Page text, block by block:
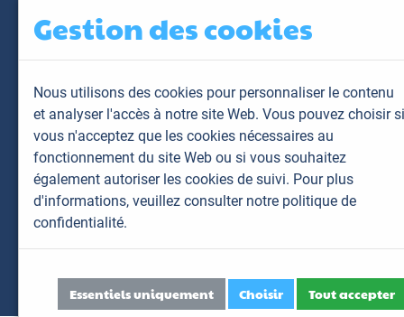
FAQ
Mon espace
Mes animaux
Mes résultats
Mes commandes
Mes factures
Gestion des cookies
Nous utilisons des cookies pour personnaliser le contenu
et analyser l'accès à notre site Web. Vous pouvez choisir si
vous n'acceptez que les cookies nécessaires au
fonctionnement du site Web ou si vous souhaitez
également autoriser les cookies de suivi. Pour plus
d'informations, veuillez consulter notre politique de
confidentialité.
Essentiels uniquement Choisir Tout accepter